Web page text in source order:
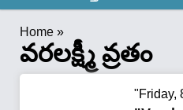
Home »
వరలక్ష్మీ వ్రతం
"Friday,